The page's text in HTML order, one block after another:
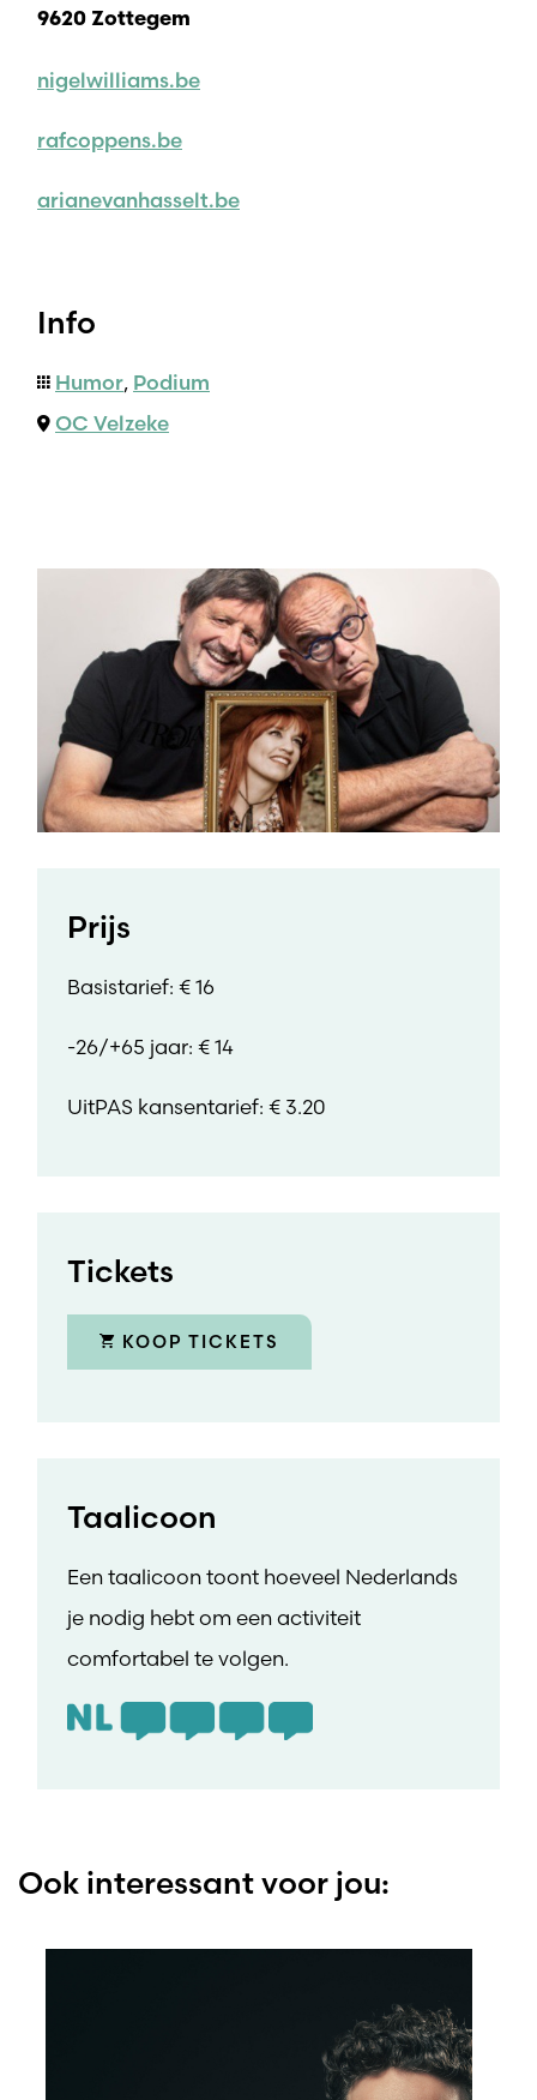
9620 Zottegem
nigelwilliams.be
rafcoppens.be
arianevanhasselt.be
Info
Humor, Podium
OC Velzeke
Prijs
Basistarief: € 16
-26/+65 jaar: € 14
UitPAS kansentarief: € 3.20
Tickets
KOOP TICKETS
Taalicoon
Een taalicoon toont hoeveel Nederlands
je nodig hebt om een activiteit
comfortabel te volgen.
Ook interessant voor jou: